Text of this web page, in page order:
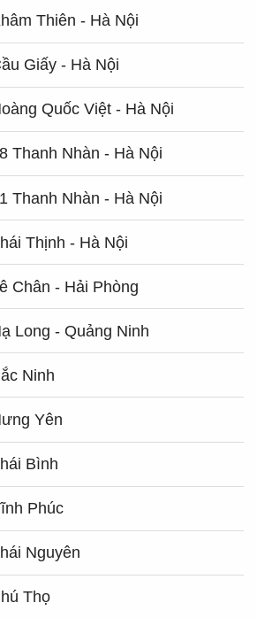
Thiên - Hà Nội
Giấy - Hà Nội
Quốc Việt - Hà Nội
Thanh Nhàn - Hà Nội
Thanh Nhàn - Hà Nội
Thịnh - Hà Nội
Chân - Hải Phòng
Long - Quảng Ninh
Ninh
Yên
Bình
Phúc
Nguyên
Thọ